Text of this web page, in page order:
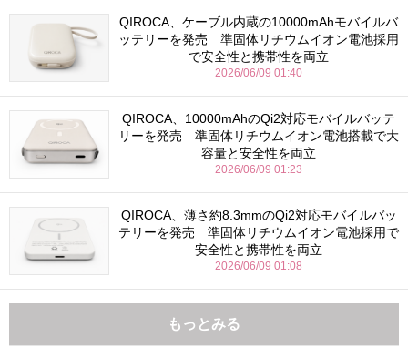
QIROCA、ケーブル内蔵の10000mAhモバイルバ
ッテリーを発売 準固体リチウムイオン電池採用
で安全性と携帯性を両立
2026/06/09 01:40
QIROCA、10000mAhのQi2対応モバイルバッテ
リーを発売 準固体リチウムイオン電池搭載で大
容量と安全性を両立
2026/06/09 01:23
QIROCA、薄さ約8.3mmのQi2対応モバイルバッ
テリーを発売 準固体リチウムイオン電池採用で
安全性と携帯性を両立
2026/06/09 01:08
もっとみる